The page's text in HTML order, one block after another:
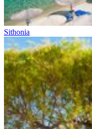
Sithonia